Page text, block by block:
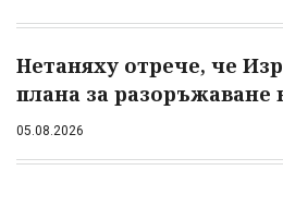
Нетаняху отрече, че
плана за разоръжаване
05.08.2026